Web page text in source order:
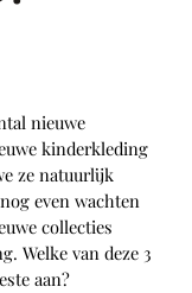
nieuwe
kinderkleding
ze natuurlijk
even wachten
collecties
Welke van deze 3
aan?